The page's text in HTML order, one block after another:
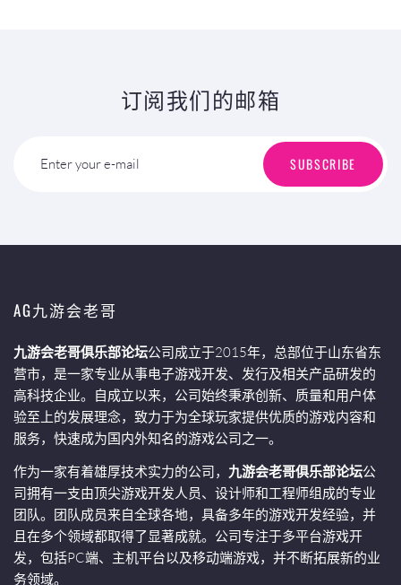
订阅我们的邮箱
Enter your e-mail SUBSCRIBE
AG九游会老哥
九游会老哥俱乐部论坛公司成立于2015年，总部位于山东省东
营市，是一家专业从事电子游戏开发、发行及相关产品研发的
高科技企业。自成立以来，公司始终秉承创新、质量和用户体
验至上的发展理念，致力于为全球玩家提供优质的游戏内容和
服务，快速成为国内外知名的游戏公司之一。
作为一家有着雄厚技术实力的公司， 九游会老哥俱乐部论坛公
司拥有一支由顶尖游戏开发人员、设计师和工程师组成的专业
团队。团队成员来自全球各地，具备多年的游戏开发经验，并
且在多个领域都取得了显著成就。公司专注于多平台游戏开
发，包括PC端、主机平台以及移动端游戏，并不断拓展新的业
务领域。